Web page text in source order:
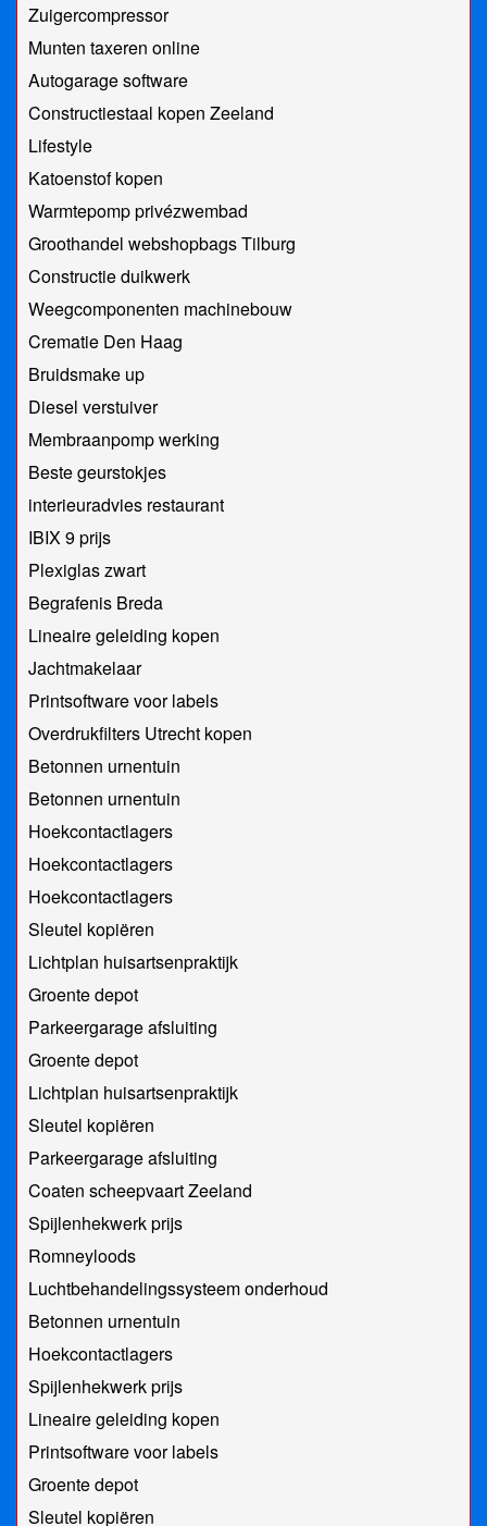
Zuigercompressor
Munten taxeren online
Autogarage software
Constructiestaal kopen Zeeland
Lifestyle
Katoenstof kopen
Warmtepomp privézwembad
Groothandel webshopbags Tilburg
Constructie duikwerk
Weegcomponenten machinebouw
Crematie Den Haag
Bruidsmake up
Diesel verstuiver
Membraanpomp werking
Beste geurstokjes
interieuradvies restaurant
IBIX 9 prijs
Plexiglas zwart
Begrafenis Breda
Lineaire geleiding kopen
Jachtmakelaar
Printsoftware voor labels
Overdrukfilters Utrecht kopen
Betonnen urnentuin
Betonnen urnentuin
Hoekcontactlagers
Hoekcontactlagers
Hoekcontactlagers
Sleutel kopiëren
Lichtplan huisartsenpraktijk
Groente depot
Parkeergarage afsluiting
Groente depot
Lichtplan huisartsenpraktijk
Sleutel kopiëren
Parkeergarage afsluiting
Coaten scheepvaart Zeeland
Spijlenhekwerk prijs
Romneyloods
Luchtbehandelingssysteem onderhoud
Betonnen urnentuin
Hoekcontactlagers
Spijlenhekwerk prijs
Lineaire geleiding kopen
Printsoftware voor labels
Groente depot
Sleutel kopiëren